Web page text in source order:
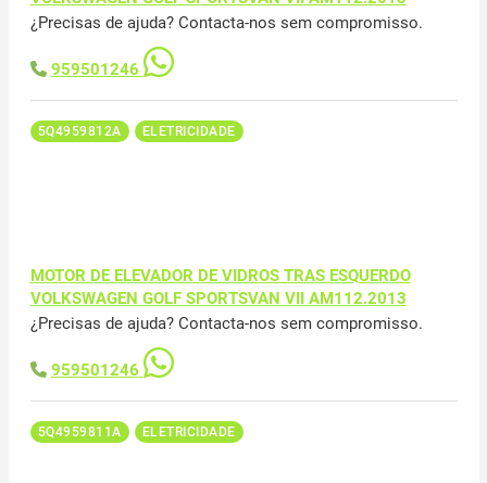
¿Precisas de ajuda? Contacta-nos sem compromisso.
959501246
5Q4959812A ELETRICIDADE
MOTOR DE ELEVADOR DE VIDROS TRAS ESQUERDO
VOLKSWAGEN GOLF SPORTSVAN VII AM112.2013
¿Precisas de ajuda? Contacta-nos sem compromisso.
959501246
5Q4959811A ELETRICIDADE